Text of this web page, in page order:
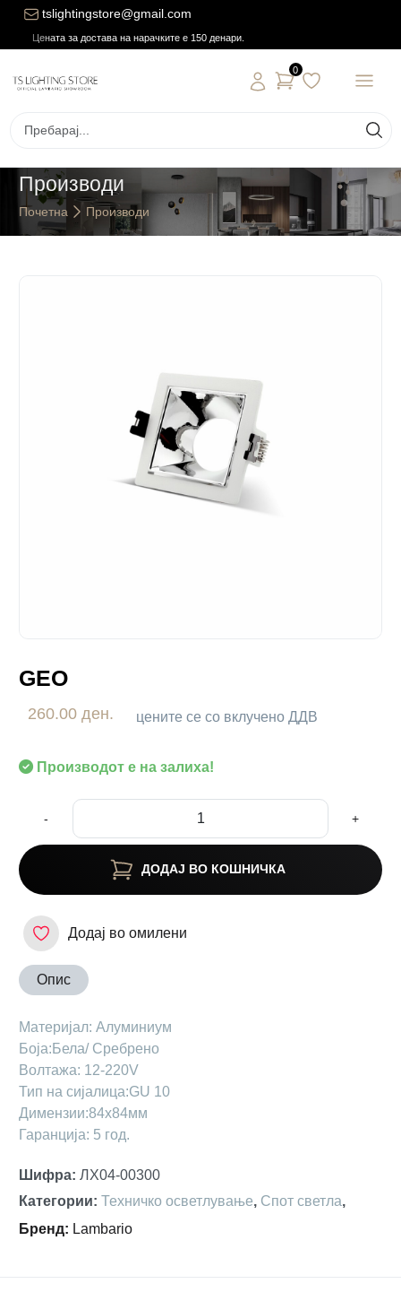
tslightingstore@gmail.com
Цената за достава на нарачките е 150 денари.
0
Производи
Почетна Производи
GEO
260.00 ден. цените се со вклучено ДДВ
Производот е на залиха!
- +
ДОДАЈ ВО КОШНИЧКА
Додај во омилени
Опис
Maтеријал: Aлуминиум
Боја:Бела/ Сребрено
Волтажа: 12-220V
Тип на сијалица:GU 10
Димензии:84х84мм
Гаранција: 5 год.
Шифра: ЛХ04-00300
Категории: Техничко осветлување, Спот светла,
Бренд: Lambario